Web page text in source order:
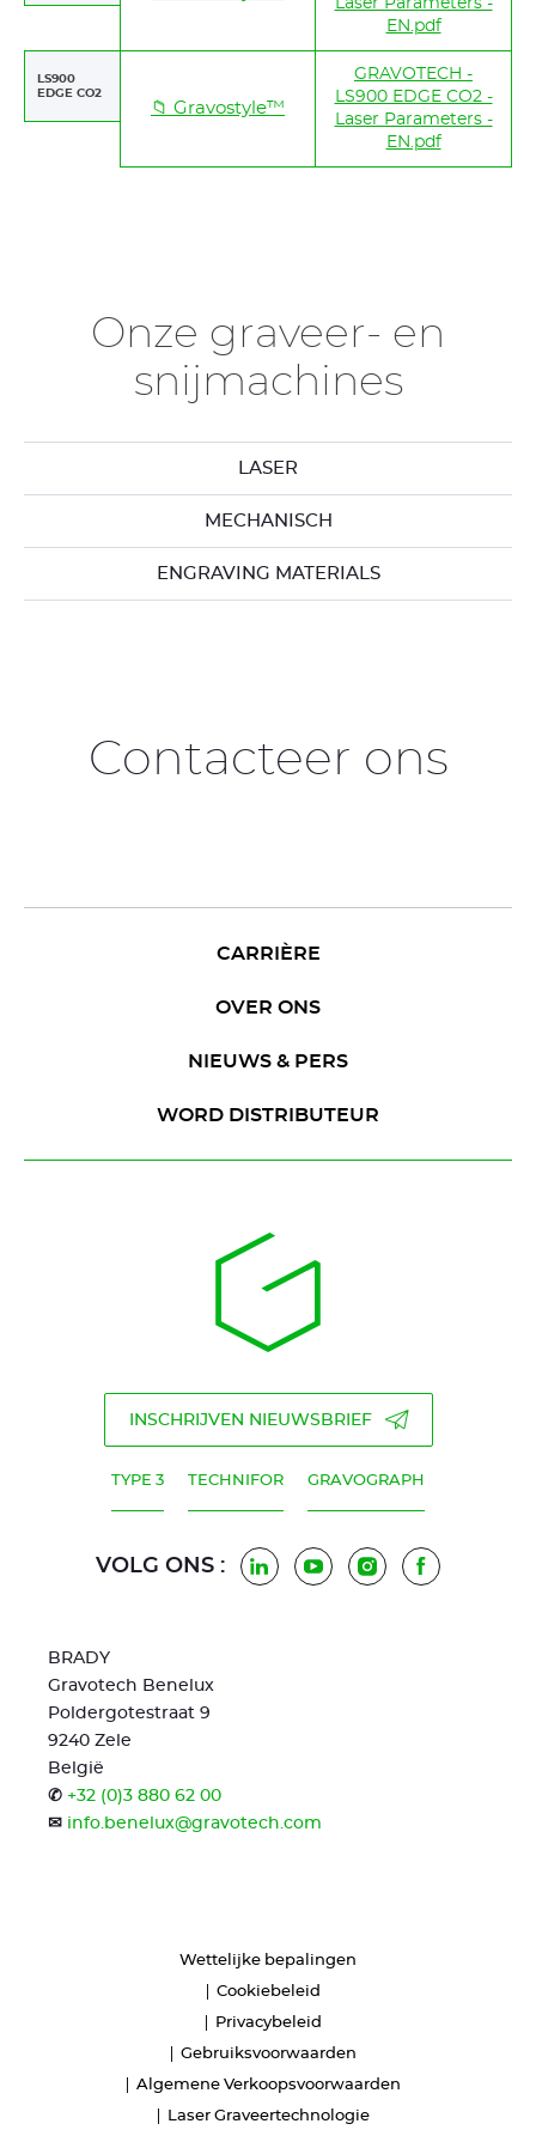
Laser Parameters -
EN.pdf
LS900
EDGE CO2
📁 Gravostyle™
GRAVOTECH -
LS900 EDGE CO2 -
Laser Parameters -
EN.pdf
Onze graveer- en
snijmachines
LASER
MECHANISCH
ENGRAVING MATERIALS
Contacteer ons
CARRIÈRE
OVER ONS
NIEUWS & PERS
WORD DISTRIBUTEUR
INSCHRIJVEN NIEUWSBRIEF
TYPE 3 TECHNIFOR GRAVOGRAPH
VOLG ONS : LinkedInYoutubeInstagramFacebook
BRADY
Gravotech Benelux
Poldergotestraat 9
9240 Zele
België
✆ +32 (0)3 880 62 00
✉ info.benelux@gravotech.com
Wettelijke bepalingen
Cookiebeleid
Privacybeleid
Gebruiksvoorwaarden
Algemene Verkoopsvoorwaarden
Laser Graveertechnologie